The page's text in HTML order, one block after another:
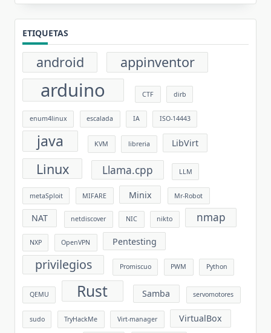
ETIQUETAS
android appinventor
arduino CTF dirb
enum4linux escalada IA ISO-14443
java KVM libreria LibVirt
Linux Llama.cpp LLM
metaSploit MIFARE Minix Mr-Robot
NAT netdiscover NIC nikto nmap
NXP OpenVPN Pentesting
privilegios Promiscuo PWM Python
QEMU Rust Samba servomotores
sudo TryHackMe Virt-manager VirtualBox